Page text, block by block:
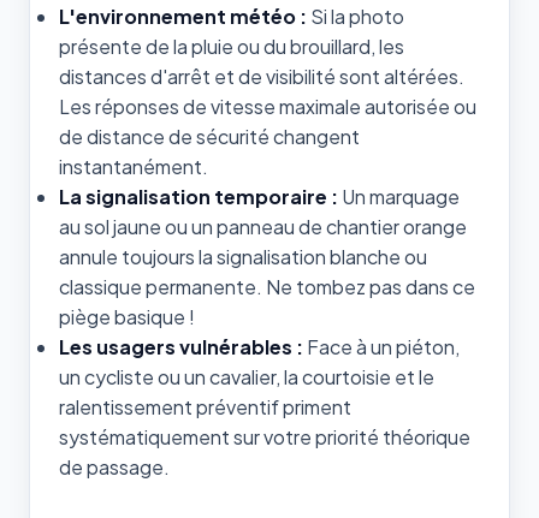
L'environnement météo : Si la photo
présente de la pluie ou du brouillard, les
distances d'arrêt et de visibilité sont altérées.
Les réponses de vitesse maximale autorisée ou
de distance de sécurité changent
instantanément.
La signalisation temporaire : Un marquage
au sol jaune ou un panneau de chantier orange
annule toujours la signalisation blanche ou
classique permanente. Ne tombez pas dans ce
piège basique !
Les usagers vulnérables : Face à un piéton,
un cycliste ou un cavalier, la courtoisie et le
ralentissement préventif priment
systématiquement sur votre priorité théorique
de passage.